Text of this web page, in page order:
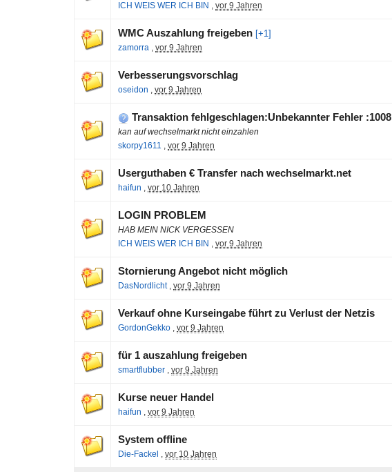
ICH WEIS WER ICH BIN , vor 9 Jahren
WMC Auszahlung freigeben [+1]
zamorra , vor 9 Jahren
Verbesserungsvorschlag
oseidon , vor 9 Jahren
Transaktion fehlgeschlagen:Unbekannter Fehler :1008
kan auf wechselmarkt nicht einzahlen
skorpy1611 , vor 9 Jahren
Userguthaben € Transfer nach wechselmarkt.net
haifun , vor 10 Jahren
LOGIN PROBLEM
HAB MEIN NICK VERGESSEN
ICH WEIS WER ICH BIN , vor 9 Jahren
Stornierung Angebot nicht möglich
DasNordlicht , vor 9 Jahren
Verkauf ohne Kurseingabe führt zu Verlust der Netzis
GordonGekko , vor 9 Jahren
für 1 auszahlung freigeben
smartflubber , vor 9 Jahren
Kurse neuer Handel
haifun , vor 9 Jahren
System offline
Die-Fackel , vor 10 Jahren